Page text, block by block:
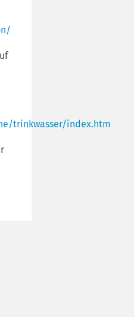
trinkwasser/index.htm